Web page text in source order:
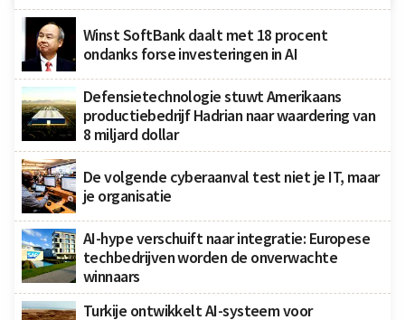
Winst SoftBank daalt met 18 procent
ondanks forse investeringen in AI
Defensietechnologie stuwt Amerikaans
productiebedrijf Hadrian naar waardering van
8 miljard dollar
De volgende cyberaanval test niet je IT, maar
je organisatie
AI-hype verschuift naar integratie: Europese
techbedrijven worden de onverwachte
winnaars
Turkije ontwikkelt AI-systeem voor